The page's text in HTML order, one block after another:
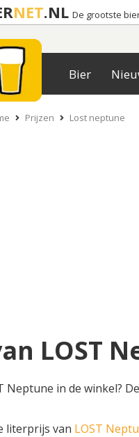
NET.NL De grootste
Bier
Prijzen Lost neptune
LOST
Neptune in de winkel?
literprijs van LOST